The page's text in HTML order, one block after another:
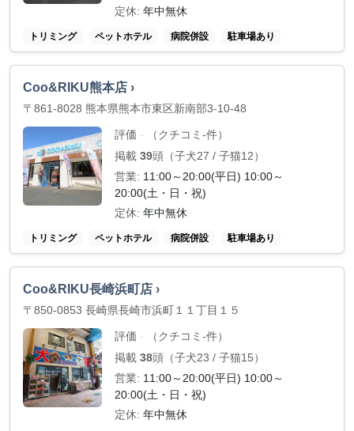
定休: 年中無休
トリミング ペットホテル 病院併設 駐車場あり
Coo&RIKU熊本店 ›
〒861-8028 熊本県熊本市東区新南部3-10-48
評価 -
（クチコミ-件）
掲載 39頭（子犬27 / 子猫12）
営業: 11:00～20:00(平日) 10:00～
20:00(土・日・祝)
定休: 年中無休
トリミング ペットホテル 病院併設 駐車場あり
Coo&RIKU長崎浜町店 ›
〒850-0853 長崎県長崎市浜町１１丁目１５
評価 -
（クチコミ-件）
掲載 38頭（子犬23 / 子猫15）
営業: 11:00～20:00(平日) 10:00～
20:00(土・日・祝)
定休: 年中無休